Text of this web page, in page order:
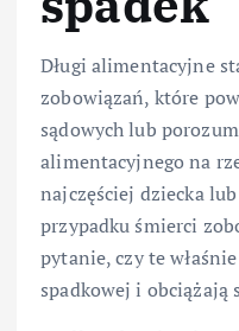
Długi alimentacyjne
zobowiązań, które
sądowych lub
alimentacyjnego na
najczęściej dziecka lub
przypadku śmierci
pytanie, czy te
spadkowej i obciążają